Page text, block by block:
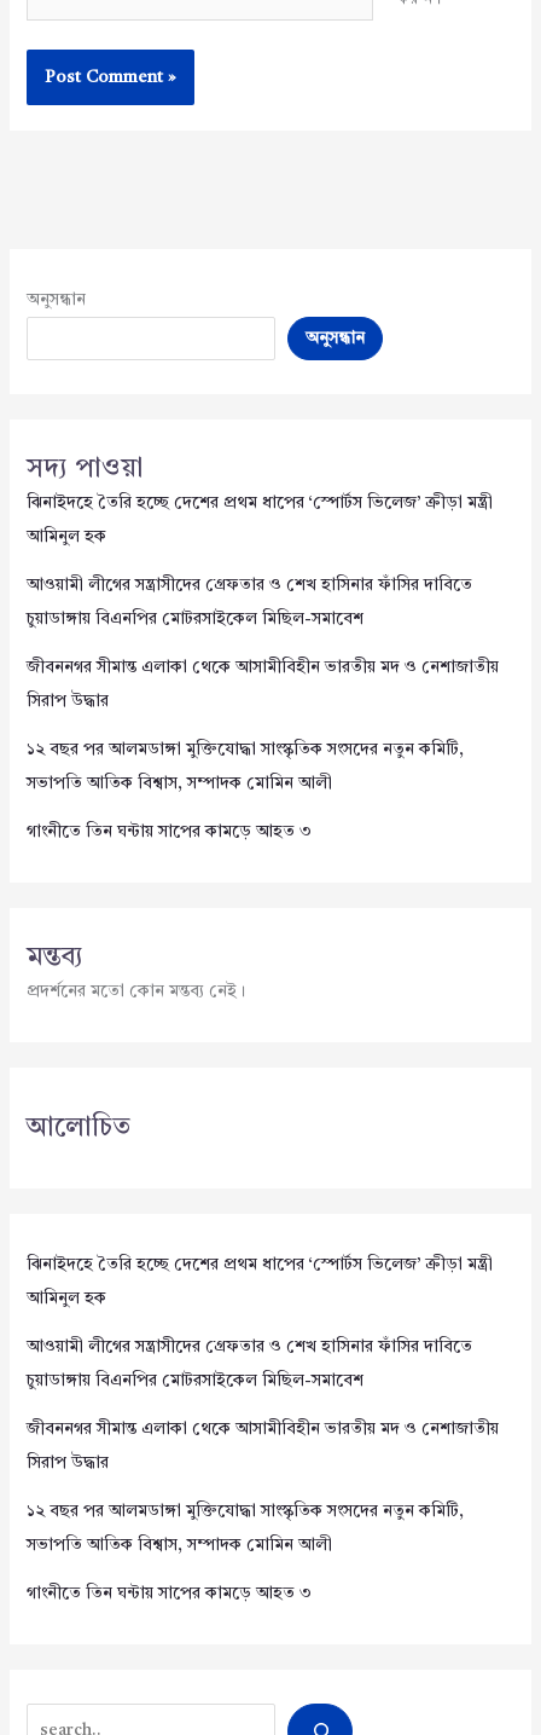
অনুসন্ধান
অনুসন্ধান
সদ্য পাওয়া
ঝিনাইদহে তৈরি হচ্ছে দেশের প্রথম ধাপের ‘স্পোর্টস ভিলেজ’ ক্রীড়া মন্ত্রী
আমিনুল হক
আওয়ামী লীগের সন্ত্রাসীদের গ্রেফতার ও শেখ হাসিনার ফাঁসির দাবিতে
চুয়াডাঙ্গায় বিএনপির মোটরসাইকেল মিছিল-সমাবেশ
জীবননগর সীমান্ত এলাকা থেকে আসামীবিহীন ভারতীয় মদ ও নেশাজাতীয়
সিরাপ উদ্ধার
১২ বছর পর আলমডাঙ্গা মুক্তিযোদ্ধা সাংস্কৃতিক সংসদের নতুন কমিটি,
সভাপতি আতিক বিশ্বাস, সম্পাদক মোমিন আলী
গাংনীতে তিন ঘন্টায় সাপের কামড়ে আহত ৩
মন্তব্য
প্রদর্শনের মতো কোন মন্তব্য নেই।
আলোচিত
ঝিনাইদহে তৈরি হচ্ছে দেশের প্রথম ধাপের ‘স্পোর্টস ভিলেজ’ ক্রীড়া মন্ত্রী
আমিনুল হক
আওয়ামী লীগের সন্ত্রাসীদের গ্রেফতার ও শেখ হাসিনার ফাঁসির দাবিতে
চুয়াডাঙ্গায় বিএনপির মোটরসাইকেল মিছিল-সমাবেশ
জীবননগর সীমান্ত এলাকা থেকে আসামীবিহীন ভারতীয় মদ ও নেশাজাতীয়
সিরাপ উদ্ধার
১২ বছর পর আলমডাঙ্গা মুক্তিযোদ্ধা সাংস্কৃতিক সংসদের নতুন কমিটি,
সভাপতি আতিক বিশ্বাস, সম্পাদক মোমিন আলী
গাংনীতে তিন ঘন্টায় সাপের কামড়ে আহত ৩